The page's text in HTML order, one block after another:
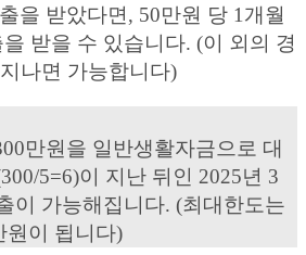
을 받았다면, 50만원 당 1개월
받을 수 있습니다. (이 외의 경
나면 가능합니다)
만원을 일반생활자금으로 대
5=6)이 지난 뒤인 2025년 3
이 가능해집니다. (최대한도는
원이 됩니다)